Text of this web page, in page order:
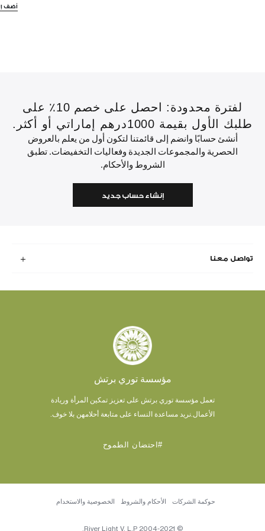
أضف
لفترة محدودة: احصل على خصم 10٪ على
طلبك الأول بقيمة 1000درهم إماراتي أو أكثر.
أنشئ حسابًا وانضم إلى قائمتنا لتكون أول من يعلم بالعروض
الحصرية والمجموعات الجديدة وفعاليات التخفيضات. تطبق
الشروط والأحكام.
إنشاء حساب جديد
تواصل معنا
مؤسسة توري برتش
تعمل مؤسسة توري برتش على تعزيز تمكين المرأة وريادة
الأعمال. نريد مساعدة النساء على متابعة أحلامهن بلا خوف.
#احتضان الطموح
© 2004-2021 River Light V, L.P.
حوكمة الشركات الأحكام والشروط الخصوصية والاستخدام